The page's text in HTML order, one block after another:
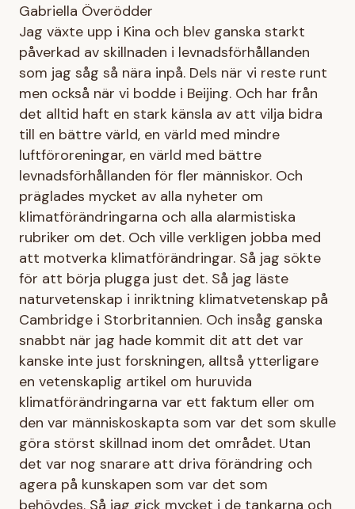
Gabriella Överödder
Jag växte upp i Kina och blev ganska starkt
påverkad av skillnaden i levnadsförhållanden
som jag såg så nära inpå. Dels när vi reste runt
men också när vi bodde i Beijing. Och har från
det alltid haft en stark känsla av att vilja bidra
till en bättre värld, en värld med mindre
luftföroreningar, en värld med bättre
levnadsförhållanden för fler människor. Och
präglades mycket av alla nyheter om
klimatförändringarna och alla alarmistiska
rubriker om det. Och ville verkligen jobba med
att motverka klimatförändringar. Så jag sökte
för att börja plugga just det. Så jag läste
naturvetenskap i inriktning klimatvetenskap på
Cambridge i Storbritannien. Och insåg ganska
snabbt när jag hade kommit dit att det var
kanske inte just forskningen, alltså ytterligare
en vetenskaplig artikel om huruvida
klimatförändringarna var ett faktum eller om
den var människoskapta som var det som skulle
göra störst skillnad inom det området. Utan
det var nog snarare att driva förändring och
agera på kunskapen som var det som
behövdes. Så jag gick mycket i de tankarna och